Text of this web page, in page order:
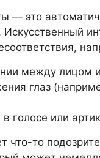
— это
между лицом
глаз
голосе или
что-то